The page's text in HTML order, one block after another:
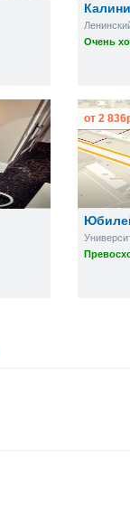
Очень
от 2 836